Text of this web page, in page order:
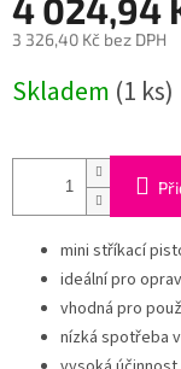
4 024,94
3 326,40 Kč bez DPH
cena:
Skladem (1 ks)
mini stříkací
ideální pro
vhodná pro
nízká spotřeba